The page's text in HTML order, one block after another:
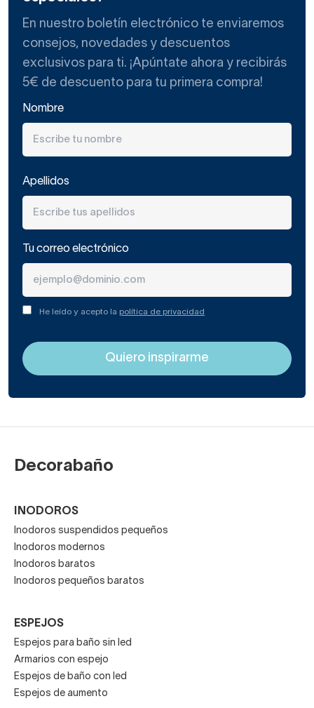
En nuestro boletín electrónico te enviaremos
consejos, novedades y descuentos
exclusivos para ti. ¡Apúntate ahora y recibirás
5€ de descuento para tu primera compra!
Nombre
Apellidos
Tu correo electrónico
He leído y acepto la política de privacidad
Decorabaño
INODOROS
Inodoros suspendidos pequeños
Inodoros modernos
Inodoros baratos
Inodoros pequeños baratos
ESPEJOS
Espejos para baño sin led
Armarios con espejo
Espejos de baño con led
Espejos de aumento